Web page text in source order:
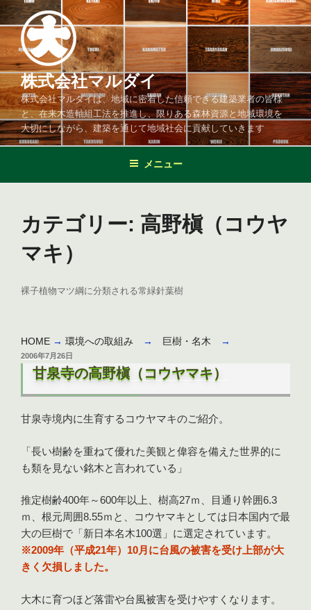
コ
ン
テ
ン
ツ
へ
ス
キ
ッ
株式会社マルダイ
株式会社マルダイは、地域に密着した信頼できる建築業者の皆様
と、在来木造軸組工法を推進し、限りある森林資源と地域環境を
大切にしながら、建築を通じて地域社会に貢献していきます
メニュー
カテゴリー: 高野槇（コウヤ
マキ）
裸子植物マツ綱に分類される常緑針葉樹
HOME → 環境への取組み → 巨樹・名木 →
投
2006年7月26日
甘泉寺の高野槇（コウヤマキ）
甘泉寺境内に生育するコウヤマキのご紹介。
「長い樹齢を重ねて優れた美観と偉容を備えた世界的に
も類を見ない銘木と言われている」
推定樹齢400年～600年以上、樹高27ｍ、目通り幹囲6.3
ｍ、根元周囲8.55ｍと、コウヤマキとしては日本国内で最
大の巨樹で「新日本名木100選」に選定されています。
※2009年（平成21年）10月に台風の被害を受け上部が大
きく欠損しました。
大木に育つほど落雷や台風被害を受けやすくなります。